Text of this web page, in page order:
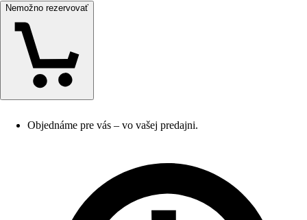
Nemožno rezervovať
Objednáme pre vás – vo vašej predajni.